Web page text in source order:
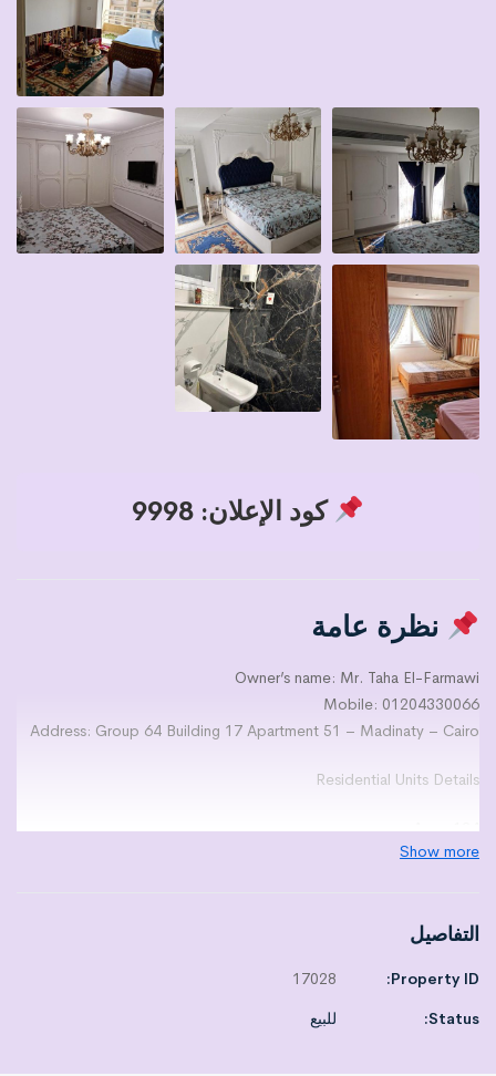
كود الإعلان: 9998
نظرة عامة
Owner’s name: Mr. Taha El-Farmawi
Mobile: 01204330066
Address: Group 64 Building 17 Apartment 51 – Madinaty – Cairo
Residential Units Details
Area: 124
On the fifth floor.
Number of kitchens: 1
Number of terraces: 2
Is there a master bedroom: Yes
Show more
التفاصيل
Property ID:
17028
Status:
للبيع